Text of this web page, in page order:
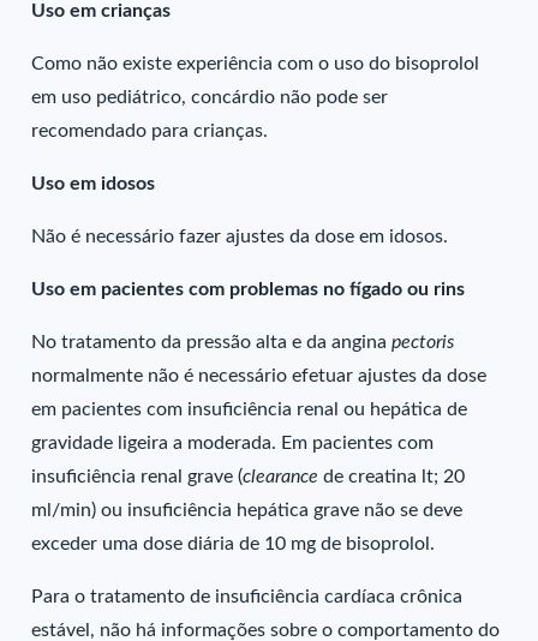
Uso em crianças
Como não existe experiência com o uso do bisoprolol
em uso pediátrico, concárdio não pode ser
recomendado para crianças.
Uso em idosos
Não é necessário fazer ajustes da dose em idosos.
Uso em pacientes com problemas no fígado ou rins
No tratamento da pressão alta e da anginapectoris
normalmente não é necessário efetuar ajustes da dose
em pacientes com insuficiência renal ou hepática de
gravidade ligeira a moderada. Em pacientes com
insuficiência renal grave (clearancede creatina lt; 20
ml/min) ou insuficiência hepática grave não se deve
exceder uma dose diária de 10 mg de bisoprolol.
Para o tratamento de insuficiência cardíaca crônica
estável, não há informações sobre o comportamento do